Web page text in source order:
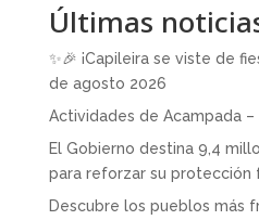
Últimas
✨🎉 ¡Capileira se viste de
de agosto 2026
Actividades de Acampada –
El Gobierno destina 9,4
para reforzar su protección
Descubre los pueblos más